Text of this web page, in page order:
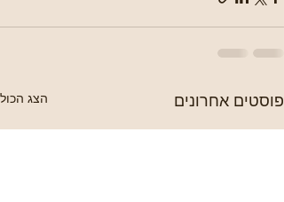
פוסטים אחרונים הצג הכול